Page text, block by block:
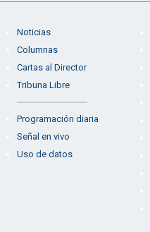
Noticias
Columnas
Cartas al Director
Tribuna Libre
Programación diaria
Señal en vivo
Uso de datos